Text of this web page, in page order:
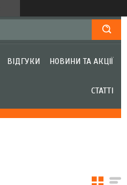
ВІДГУКИ НОВИНИ ТА АКЦІЇ
СТАТТІ